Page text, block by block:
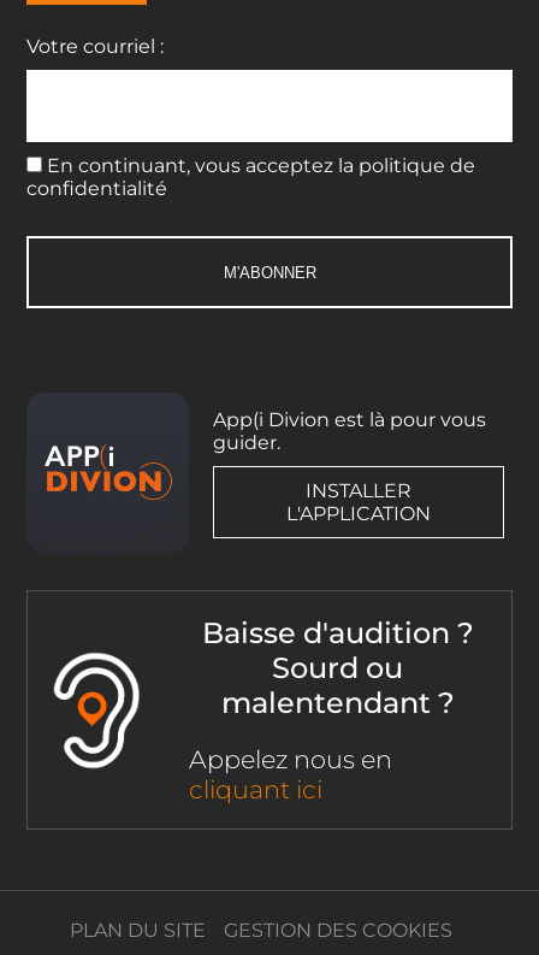
Votre courriel :
En continuant, vous acceptez la politique de
confidentialité
App(i Divion est là pour vous
guider.
INSTALLER
L'APPLICATION
Baisse d'audition ?
Sourd ou
malentendant ?
Appelez nous en
cliquant ici
PLAN DU SITE GESTION DES COOKIES